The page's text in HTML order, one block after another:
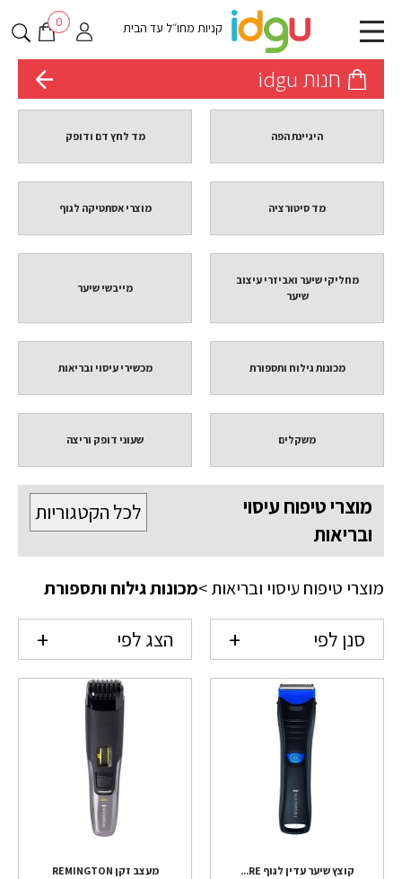
קניות מחו״ל עד הבית 0
חנות idgu
היגיינת הפה מד לחץ דם ודופק
מד סיטורציה מוצרי אסתטיקה לגוף
מחליקי שיער ואביזרי עיצוב
שיער
מייבשי שיער
מכונות גילוח ותספורת מכשירי עיסוי ובריאות
משקלים שעוני דופק וריצה
לכל הקטגוריות
מוצרי טיפוח עיסוי
ובריאות
מוצרי טיפוח עיסוי ובריאות>מכונות גילוח ותספורת
סנן לפי הצג לפי
קוצץ שיער עדין לגוף RE...
מעצב זקן REMINGTON